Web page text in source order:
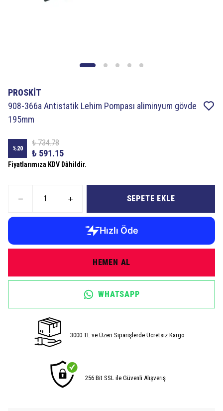
PROSKİT
908-366a Antistatik Lehim Pompası aliminyum gövde
195mm
%20
₺ 734.78
₺ 591.15
Fiyatlarımıza KDV Dâhildir.
SEPETE EKLE
HEMEN AL
WHATSAPP
3000 TL ve Üzeri Siparişlerde Ücretsiz Kargo
256 Bit SSL ile Güvenli Alışveriş